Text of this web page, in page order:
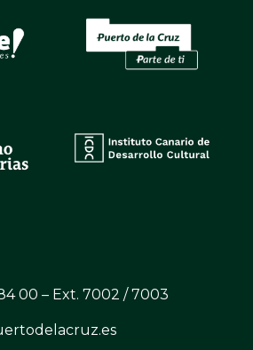
00 – Ext. 7002 / 7003